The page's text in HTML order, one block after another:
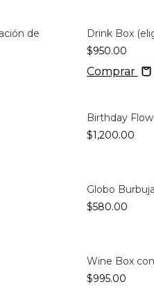
de
Drink Box
$950.00
Comprar
Birthday
$1,200.00
Globo
$580.00
Wine Box
$995.00